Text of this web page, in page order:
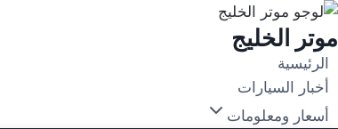
التجاوز
إلى
المحتوى
موتر الخليج
الرئيسية
أخبار السيارات
أسعار ومعلومات